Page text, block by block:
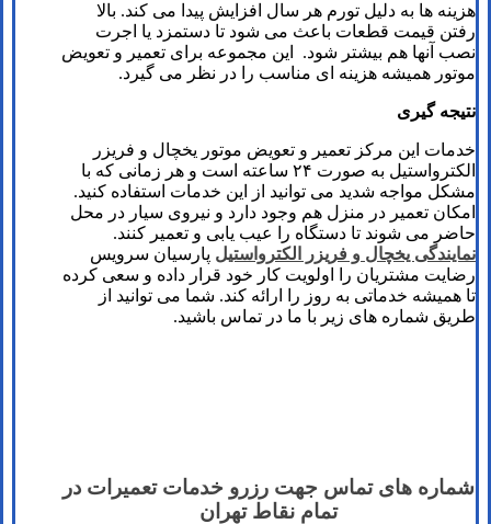
هزینه ها به دلیل تورم هر سال افزایش پیدا می کند. بالا
رفتن قیمت قطعات باعث می شود تا دستمزد یا اجرت
نصب آنها هم بیشتر شود. این مجموعه برای تعمیر و تعویض
موتور همیشه هزینه ای مناسب را در نظر می گیرد.
نتیجه گیری
خدمات این مرکز تعمیر و تعویض موتور یخچال و فریزر
الکترواستیل به صورت ۲۴ ساعته است و هر زمانی که با
مشکل مواجه شدید می توانید از این خدمات استفاده کنید.
امکان تعمیر در منزل هم وجود دارد و نیروی سیار در محل
حاضر می شوند تا دستگاه را عیب یابی و تعمیر کنند.
نمایندگی یخچال و فریزر الکترواستیل پارسیان سرویس
رضایت مشتریان را اولویت کار خود قرار داده و سعی کرده
تا همیشه خدماتی به روز را ارائه کند. شما می توانید از
طریق شماره های زیر با ما در تماس باشید.
شماره های تماس​ جهت رزرو خدمات تعمیرات در
تمام نقاط تهران